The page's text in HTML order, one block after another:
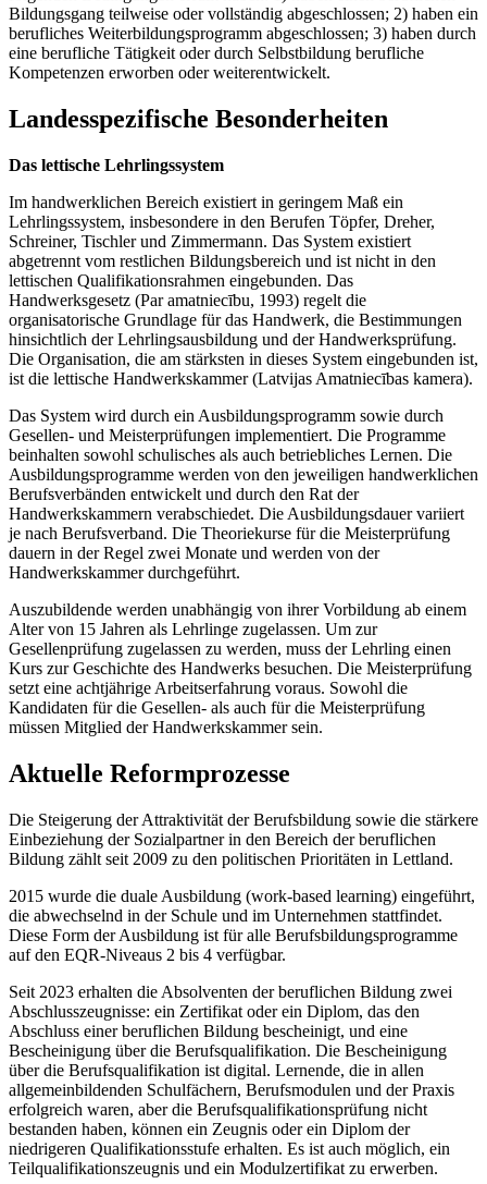
Bildungsgang teilweise oder vollständig abgeschlossen; 2) haben ein
berufliches Weiterbildungsprogramm abgeschlossen; 3) haben durch
eine berufliche Tätigkeit oder durch Selbstbildung berufliche
Kompetenzen erworben oder weiterentwickelt.
Landesspezifische Besonderheiten
Das lettische Lehrlingssystem
Im handwerklichen Bereich existiert in geringem Maß ein
Lehrlingssystem, insbesondere in den Berufen Töpfer, Dreher,
Schreiner, Tischler und Zimmermann. Das System existiert
abgetrennt vom restlichen Bildungsbereich und ist nicht in den
lettischen Qualifikationsrahmen eingebunden. Das
Handwerksgesetz (Par amatniecību, 1993) regelt die
organisatorische Grundlage für das Handwerk, die Bestimmungen
hinsichtlich der Lehrlingsausbildung und der Handwerksprüfung.
Die Organisation, die am stärksten in dieses System eingebunden ist,
ist die lettische Handwerkskammer (Latvijas Amatniecības kamera).
Das System wird durch ein Ausbildungsprogramm sowie durch
Gesellen- und Meisterprüfungen implementiert. Die Programme
beinhalten sowohl schulisches als auch betriebliches Lernen. Die
Ausbildungsprogramme werden von den jeweiligen handwerklichen
Berufsverbänden entwickelt und durch den Rat der
Handwerkskammern verabschiedet. Die Ausbildungsdauer variiert
je nach Berufsverband. Die Theoriekurse für die Meisterprüfung
dauern in der Regel zwei Monate und werden von der
Handwerkskammer durchgeführt.
Auszubildende werden unabhängig von ihrer Vorbildung ab einem
Alter von 15 Jahren als Lehrlinge zugelassen. Um zur
Gesellenprüfung zugelassen zu werden, muss der Lehrling einen
Kurs zur Geschichte des Handwerks besuchen. Die Meisterprüfung
setzt eine achtjährige Arbeitserfahrung voraus. Sowohl die
Kandidaten für die Gesellen- als auch für die Meisterprüfung
müssen Mitglied der Handwerkskammer sein.
Aktuelle Reformprozesse
Die Steigerung der Attraktivität der Berufsbildung sowie die stärkere
Einbeziehung der Sozialpartner in den Bereich der beruflichen
Bildung zählt seit 2009 zu den politischen Prioritäten in Lettland.
2015 wurde die duale Ausbildung (work-based learning) eingeführt,
die abwechselnd in der Schule und im Unternehmen stattfindet.
Diese Form der Ausbildung ist für alle Berufsbildungsprogramme
auf den EQR-Niveaus 2 bis 4 verfügbar.
Seit 2023 erhalten die Absolventen der beruflichen Bildung zwei
Abschlusszeugnisse: ein Zertifikat oder ein Diplom, das den
Abschluss einer beruflichen Bildung bescheinigt, und eine
Bescheinigung über die Berufsqualifikation. Die Bescheinigung
über die Berufsqualifikation ist digital. Lernende, die in allen
allgemeinbildenden Schulfächern, Berufsmodulen und der Praxis
erfolgreich waren, aber die Berufsqualifikationsprüfung nicht
bestanden haben, können ein Zeugnis oder ein Diplom der
niedrigeren Qualifikationsstufe erhalten. Es ist auch möglich, ein
Teilqualifikationszeugnis und ein Modulzertifikat zu erwerben.